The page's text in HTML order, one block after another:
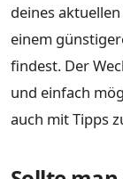
deines
einem
findest. Der
und einfach
auch mit Tipps